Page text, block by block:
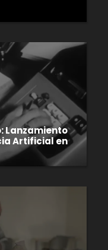
Lanzamiento
Artificial en